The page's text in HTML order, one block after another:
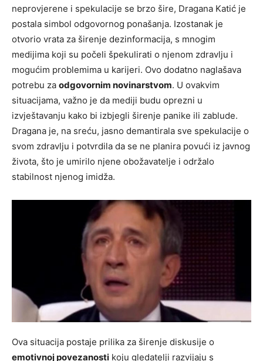
neprovjerene i spekulacije se brzo šire, Dragana Katić je
postala simbol odgovornog ponašanja. Izostanak je
otvorio vrata za širenje dezinformacija, s mnogim
medijima koji su počeli špekulirati o njenom zdravlju i
mogućim problemima u karijeri. Ovo dodatno naglašava
potrebu za odgovornim novinarstvom. U ovakvim
situacijama, važno je da mediji budu oprezni u
izvještavanju kako bi izbjegli širenje panike ili zablude.
Dragana je, na sreću, jasno demantirala sve spekulacije o
svom zdravlju i potvrdila da se ne planira povući iz javnog
života, što je umirilo njene obožavatelje i održalo
stabilnost njenog imidža.
Ova situacija postaje prilika za širenje diskusije o
emotivnoj povezanosti koju gledatelji razvijaju s